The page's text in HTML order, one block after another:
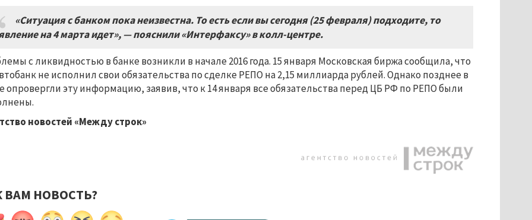
«Ситуация с банком пока неизвестна. То есть если вы сегодня (25 февраля) подходите, то
на 4 марта идет», — пояснили «Интерфаксу» в колл-центре.
с ликвидностью в банке возникли в начале 2016 года. 15 января Московская биржа сообщила, что
не исполнил свои обязательства по сделке РЕПО на 2,15 миллиарда рублей. Однако позднее в
опровергли эту информацию, заявив, что к 14 января все обязательства перед ЦБ РФ по РЕПО были
новостей «Между строк»
ВАМ НОВОСТЬ?